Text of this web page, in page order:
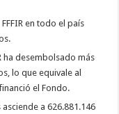
en todo el país
ha desembolsado más
lo que equivale al
el Fondo.
a 626.881.146